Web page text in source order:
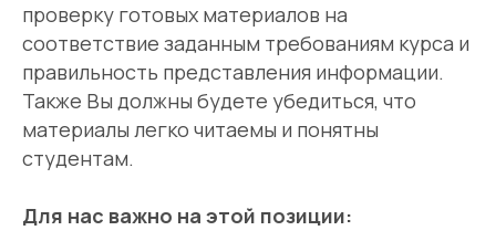
проверку готовых материалов на
соответствие заданным требованиям курса и
правильность представления информации.
Также Вы должны будете убедиться, что
материалы легко читаемы и понятны
студентам.
Для нас важно на этой позиции: